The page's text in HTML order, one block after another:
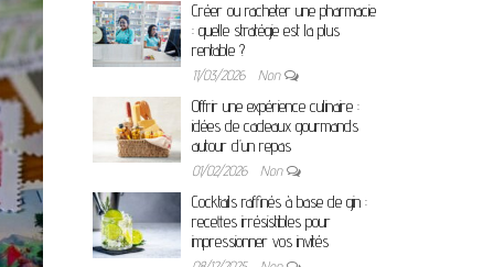
Créer ou racheter une pharmacie
: quelle stratégie est la plus
rentable ?
11/03/2026 Non
Offrir une expérience culinaire :
idées de cadeaux gourmands
autour d’un repas
01/02/2026 Non
Cocktails raffinés à base de gin :
recettes irrésistibles pour
impressionner vos invités